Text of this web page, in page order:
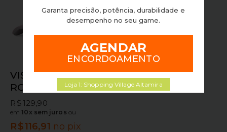
Garanta precisão, potência, durabilidade e
desempenho no seu game.
AGENDAR
ENCORDOAMENTO
Loja 1: Shopping Village Altamira
VISEIRA YONEX
ROSA
R$129,90
em10x sem juros ou
R$116,91 no pix